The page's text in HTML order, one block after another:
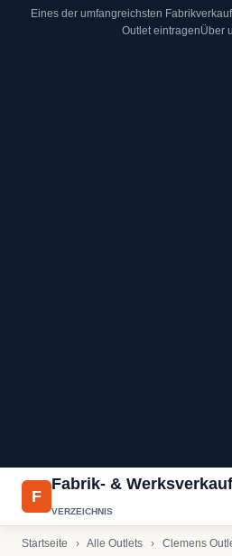
Eines der umfangreichsten
Outlet eintragenÜber
F
Fabrik- &
VERZEICHNIS
Startseite › Alle Outlets › Clemens